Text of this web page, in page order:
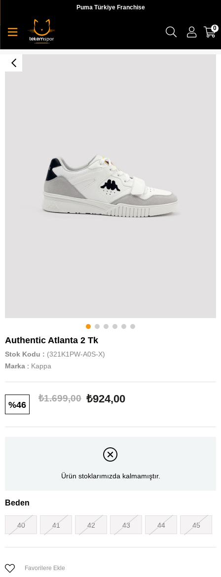
Puma Türkiye Franchise
0
Authentic Atlanta 2 Tk
Stok Kodu
(321K1PW-A0S-X)
Marka : Kappa
46
₺1.699,00 ₺924,00
Ürün stoklarımızda kalmamıştır.
Beden
40 41 42 43 44 45
Favorilere Ekle